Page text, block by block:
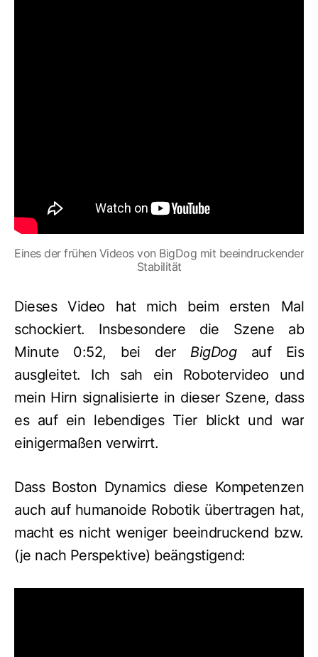
Eines der frühen Videos von BigDog mit beeindruckender
Stabilität
Dieses Video hat mich beim ersten Mal
schockiert. Insbesondere die Szene ab
Minute 0:52, bei der BigDogauf Eis
ausgleitet. Ich sah ein Robotervideo und
mein Hirn signalisierte in dieser Szene, dass
es auf ein lebendiges Tier blickt und war
einigermaßen verwirrt.
Dass Boston Dynamics diese Kompetenzen
auch auf humanoide Robotik übertragen hat,
macht es nicht weniger beeindruckend bzw.
(je nach Perspektive) beängstigend: